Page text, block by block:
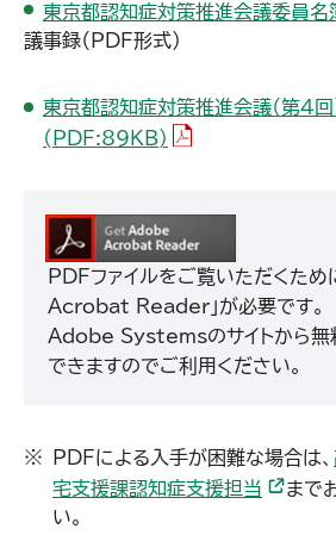
東京都認知症対策推進会議委員
議事録（PDF形式）
東京都認知症対策推進会議（第4回
(PDF:89KB) （PDFファイル）
PDFファイルをご覧いただくた
Acrobat Reader」が必要です。
Adobe Systemsのサイトから無
できますのでご利用ください。
PDFによる入手が困難な場合は、
宅支援課認知症支援担当
まで
い。